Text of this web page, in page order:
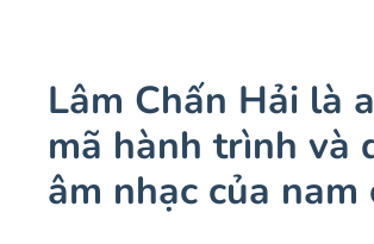
Lâm Chấn Hải là
mã hành trình và
âm nhạc của nam